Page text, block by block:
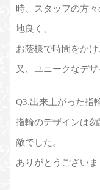
時、スタッフの方
地良く、
お蔭様で時間をか
又、ユニークなデ
Q3.出来上がった指
指輪のデザインは
敵でした。
ありがとうございま